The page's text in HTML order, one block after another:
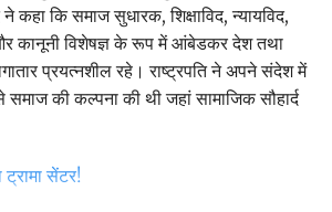
कहा कि समाज सुधारक, शिक्षाविद, न्यायविद,
कानूनी विशेषज्ञ के रूप में आंबेडकर देश तथा
प्रयत्नशील रहे। राष्ट्रपति ने अपने संदेश में
की कल्पना की थी जहां सामाजिक सौहार्द
ट्रामा सेंटर!